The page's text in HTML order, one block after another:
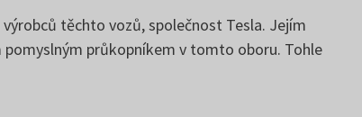
těchto vozů, společnost Tesla. Jejím
průkopníkem v tomto oboru. Tohle